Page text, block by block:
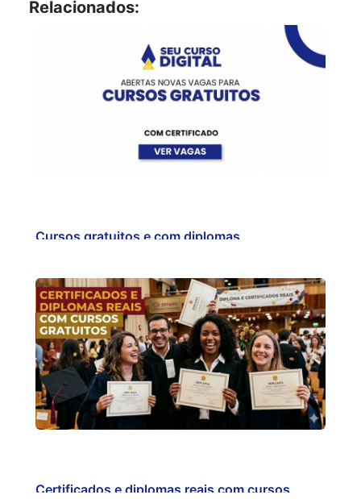
Relacionados:
Cursos gratuitos e com diplomas
Certificados e diplomas reais com cursos